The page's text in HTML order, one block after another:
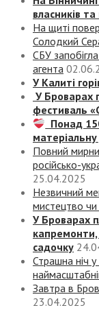
власників
На щиті
Солодкий
СБУ
агента
У Калиті
У Броварах
фестиваль
Понад
Повний
російсько-
25.04.2025
Незвичний
мистецтво
У Броварах
капремонти,
садочку
Страшна ніч у
Завтра в
23.04.2025